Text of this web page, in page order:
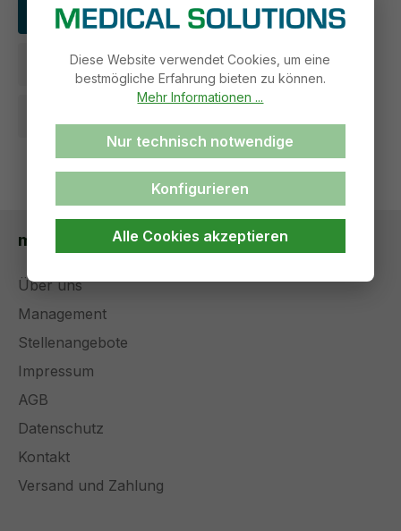
od…Mehr
Ausführungen
medical solutions
Über uns
Management
Stellenangebote
Impressum
AGB
Datenschutz
Kontakt
Versand und Zahlung
Diese Website verwendet Cookies, um eine
bestmögliche Erfahrung bieten zu können.
Mehr Informationen ...
Nur technisch notwendige
Konfigurieren
Alle Cookies akzeptieren